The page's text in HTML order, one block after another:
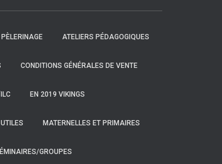
ATELIERS PÉDAGOGIQUES
CONDITIONS GÉNÉRALES DE VENTE
EN 2019 VIKINGS
MATERNELLES ET PRIMAIRES
GROUPES